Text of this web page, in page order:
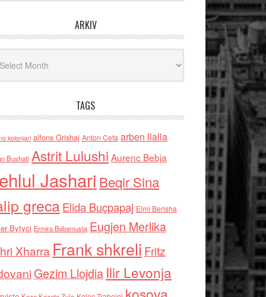
ARKIV
TAGS
kolonjari alfons Grishaj Anton Cefa arben llalla
Bushati Astrit Lulushi Aurenc Bebja
Jashari Beqir Sina
grecaElida Buçpapaj Elmi Berisha
Bytyci Ermira Babamusta Eugjen Merlika
Xharra Frank shkreli Fritz
Gezim Llojdia Ilir Levonja